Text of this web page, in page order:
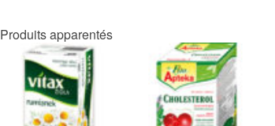
Produits apparentés